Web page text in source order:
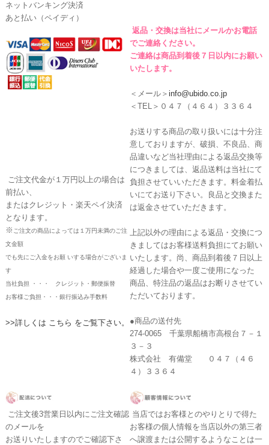
ネットバンキング決済
あと払い（ペイディ）
返品・交換は当社にメールかお電話
でご連絡ください。
ご連絡は商品到着後７日以内にお願い
いたします。
＜メール＞ info@ubido.co.jp
＜TEL＞０４７（４６４）３３６４
ご注文代金が１万円以上の場合は
前払い、
またはクレジット・楽天ペイ決済
となります。
※ ご注文の商品によっては１万円未満のご注
文金額
でも先にご入金をお願 いする場合がございま
す
当社負担 ・・・ クレジット・郵便振替
お客様ご負担・・・銀行振込み手数料
>>詳しくは こちら をご覧下さい。
お送りする商品の取り扱いには十分注
意しておりますが、破損、不良品、商
品違いなど当社理由による返品交換等
につきましては、返品送料は当社にて
負担させていいただきます。料金着払
いにてお送り下さい。良品と交換また
は返金させていただきます。
上記以外の理由による返品・交換につ
きましてはお客様送料負担にてお願い
いたします。尚、商品到着後７日以上
経過した場合や一度ご使用になった
商品、特注品の返品はお断りさせてい
ただいております。
●商品の送付先
274-0065 千葉県船橋市高根台７－１
３－３
株式会社 有備堂 ０４７（４６
４）３３６４
ご注文後3営業日以内にご注文確認
のメールを
お送りいたしますのでご確認下さ
当店ではお客様とのやりとりで得た
お客様の個人情報を当店以外の第三者
へ譲渡または公開するようなことは一